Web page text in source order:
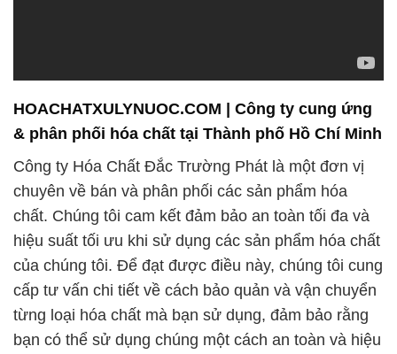
Công ty Hóa Chất Đắc Trường Phát là một đơn vị
chuyên về bán và phân phối các sản phẩm hóa
chất. Chúng tôi cam kết đảm bảo an toàn tối đa và
hiệu suất tối ưu khi sử dụng các sản phẩm hóa chất
của chúng tôi. Để đạt được điều này, chúng tôi cung
cấp tư vấn chi tiết về cách bảo quản và vận chuyển
từng loại hóa chất mà bạn sử dụng, đảm bảo rằng
bạn có thể sử dụng chúng một cách an toàn và hiệu
quả.
Chúng tôi tự hào là đối tác đáng tin cậy của nhiều
ngành công nghiệp quan trọng, bao gồm ngành
thực phẩm và thủy sản, cũng như ngành công